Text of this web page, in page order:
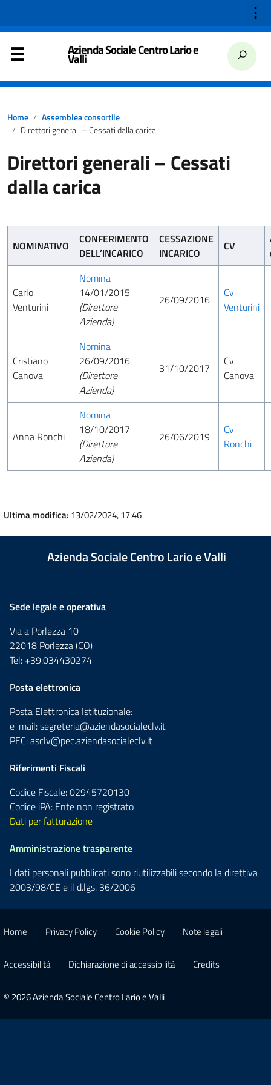
⋮
Azienda Sociale Centro Lario e
Valli
Home
Assemblea consortile
Direttori generali – Cessati dalla carica
Direttori generali – Cessati
dalla carica
NOMINATIVO
CONFERIMENTO
DELL’INCARICO
CESSAZIONE
INCARICO
CV
Carlo
Venturini
Nomina
14/01/2015
(Direttore
Azienda)
26/09/2016
Cv
Venturini
Cristiano
Canova
Nomina
26/09/2016
(Direttore
Azienda)
31/10/2017
Cv
Canova
Anna Ronchi
Nomina
18/10/2017
(Direttore
Azienda)
26/06/2019
Cv
Ronchi
Ultima modifica: 13/02/2024, 17:46
Azienda Sociale Centro Lario e Valli
Sede legale e operativa
Via a Porlezza 10
22018 Porlezza (CO)
Tel: +39.034430274
Posta elettronica
Posta Elettronica Istituzionale:
e-mail:segreteria@aziendasocialeclv.it
PEC:asclv@pec.aziendasocialeclv.it
Riferimenti Fiscali
Codice Fiscale: 02945720130
Codice iPA: Ente non registrato
Dati per fatturazione
Amministrazione trasparente
I dati personali pubblicati sono riutilizzabili secondo la direttiva
2003/98/CE e il d.lgs. 36/2006
Home Privacy Policy Cookie Policy Note legali
Accessibilità Dichiarazione di accessibilità Credits
© 2026 Azienda Sociale Centro Lario e Valli